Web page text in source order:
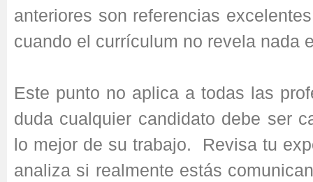
anteriores son referencias
cuando el currículum no revela nada
Este punto no aplica a todas las
duda cualquier candidato debe ser
lo mejor de su trabajo. Revisa tu
analiza si realmente estás